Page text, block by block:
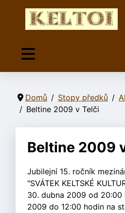
Domů Stopy předků
Beltine 2009 v Telči
Beltine 2009
Jubilejní 15. ročník
"SVÁTEK KELTSKÉ
30. dubna 2009 od 20:00
2009 do 12:00 hodin na